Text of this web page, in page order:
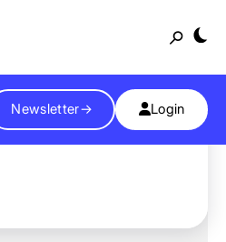
Newsletter→ Login